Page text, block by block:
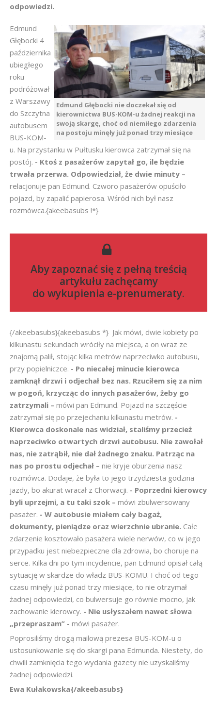
odpowiedzi.
Edmund Głębocki nie doczekał się od
kierownictwa BUS-KOM-u żadnej reakcji na
swoją skargę, choć od niemiłego zdarzenia
na postoju minęły już ponad trzy miesiące
Edmund
Głębocki 4
października
ubiegłego
roku
podróżował
z Warszawy
do Szczytna
autobusem
BUS-KOM-
u. Na przystanku w Pułtusku kierowca zatrzymał się na
postój. - Ktoś z pasażerów zapytał go, ile będzie
trwała przerwa. Odpowiedział, że dwie minuty –
relacjonuje pan Edmund. Czworo pasażerów opuściło
pojazd, by zapalić papierosa. Wśród nich był nasz
rozmówca.{akeebasubs !*}
Aby zapoznać się z pełną treścią
artykułu zachęcamy
do wykupienia e-prenumeraty.
{/akeebasubs}{akeebasubs *} Jak mówi, dwie kobiety po
kilkunastu sekundach wróciły na miejsca, a on wraz ze
znajomą palił, stojąc kilka metrów naprzeciwko autobusu,
przy popielniczce. - Po niecałej minucie kierowca
zamknął drzwi i odjechał bez nas. Rzuciłem się za nim
w pogoń, krzycząc do innych pasażerów, żeby go
zatrzymali – mówi pan Edmund. Pojazd na szczęście
zatrzymał się po przejechaniu kilkunastu metrów. -
Kierowca doskonale nas widział, staliśmy przecież
naprzeciwko otwartych drzwi autobusu. Nie zawołał
nas, nie zatrąbił, nie dał żadnego znaku. Patrząc na
nas po prostu odjechał – nie kryje oburzenia nasz
rozmówca. Dodaje, że była to jego trzydziesta godzina
jazdy, bo akurat wracał z Chorwacji. - Poprzedni kierowcy
byli uprzejmi, a tu taki szok – mówi zbulwersowany
pasażer. - W autobusie miałem cały bagaż,
dokumenty, pieniądze oraz wierzchnie ubranie. Całe
zdarzenie kosztowało pasażera wiele nerwów, co w jego
przypadku jest niebezpieczne dla zdrowia, bo choruje na
serce. Kilka dni po tym incydencie, pan Edmund opisał całą
sytuację w skardze do władz BUS-KOMU. I choć od tego
czasu minęły już ponad trzy miesiące, to nie otrzymał
żadnej odpowiedzi, co bulwersuje go równie mocno, jak
zachowanie kierowcy. - Nie usłyszałem nawet słowa
„przepraszam” - mówi pasażer.
Poprosiliśmy drogą mailową prezesa BUS-KOM-u o
ustosunkowanie się do skargi pana Edmunda. Niestety, do
chwili zamknięcia tego wydania gazety nie uzyskaliśmy
żadnej odpowiedzi.
Ewa Kułakowska{/akeebasubs}